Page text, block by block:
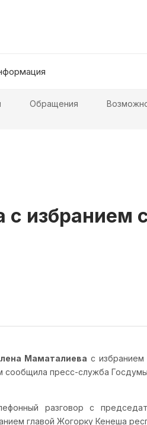
Обращения
избранием
Маматалиева с
сообщила пресс-служба
разговор с
главой Жогорку Кенеша